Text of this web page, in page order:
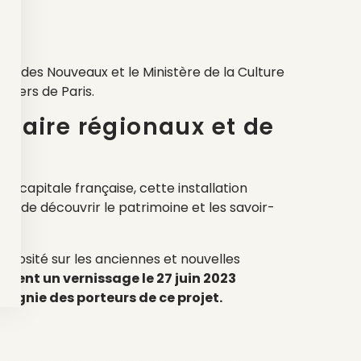
Nouveaux et le Ministère de la Culture
de Paris.
faire régionaux et de
la capitale française, cette installation
de découvrir le patrimoine et les savoir-
sur les anciennes et nouvelles
un vernissage le 27 juin 2023
des porteurs de ce projet.